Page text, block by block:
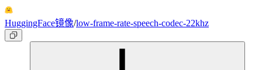
HuggingFace镜像/low-frame-rate-speech-codec-22khz